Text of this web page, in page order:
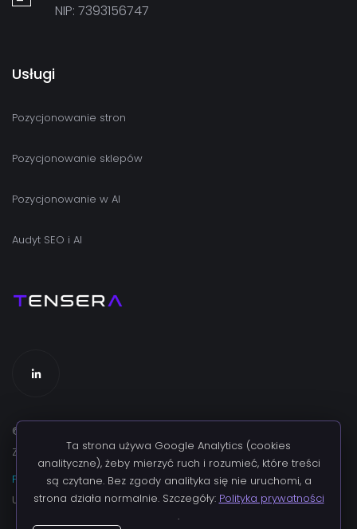
NIP: 7393156747
Usługi
Pozycjonowanie stron
Pozycjonowanie sklepów
Pozycjonowanie w AI
Audyt SEO i AI
©
ZASTRZEŻONE.
POLITYKA PRYWATNOŚCI·REGULAMIN·
Ustawienia cookies
Ta strona używa Google Analytics (cookies
analityczne), żeby mierzyć ruch i rozumieć, które treści
są czytane. Bez zgody analityka się nie uruchomi, a
strona działa normalnie. Szczegóły: Polityka prywatności
.